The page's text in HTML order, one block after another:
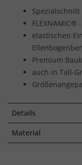
Spezialschnitt
elastischen
Premium
auch in Tall-
Details
Material